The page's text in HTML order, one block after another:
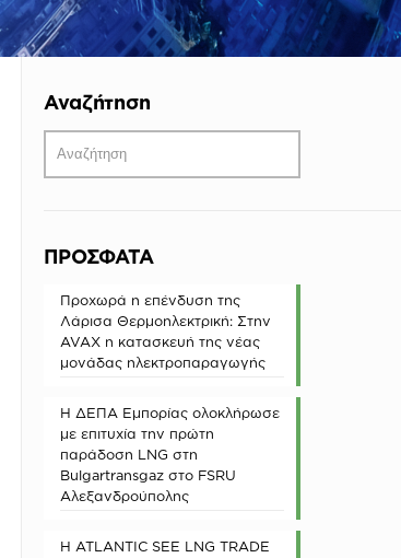
Αναζήτηση
ΠΡΟΣΦΑΤΑ
Προχωρά η επένδυση της
Λάρισα Θερμοηλεκτρική: Στην
AVAX η κατασκευή της νέας
μονάδας ηλεκτροπαραγωγής
Η ΔΕΠΑ Εμπορίας ολοκλήρωσε
με επιτυχία την πρώτη
παράδοση LNG στη
Bulgartransgaz στο FSRU
Αλεξανδρούπολης
Η ATLANTIC SEE LNG TRADE